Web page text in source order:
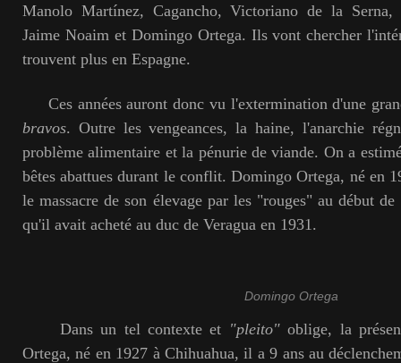
Manolo Martínez, Cagancho, Victoriano de la Serna,
Jaime Noaim et Domingo Ortega. Ils vont chercher
trouvent plus en Espagne.
Ces années auront donc vu l'extermination d'une
bravos. Outre les vengeances, la haine, l'anarchie
problème alimentaire et la pénurie de viande. On a
bêtes abattues durant le conflit. Domingo Ortega, né en
le massacre de son élevage par les "rouges" au début
qu'il avait acheté au duc de Veragua en 1931.
Domingo Ortega
Dans un tel contexte et "pleito"oblige, la
Ortega, né en 1927 à Chihuahua, il a 9 ans au